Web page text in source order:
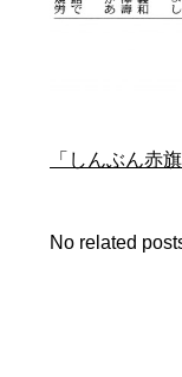
「しんぶん赤
No related